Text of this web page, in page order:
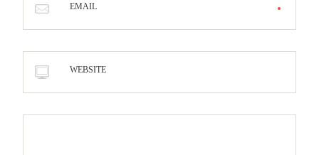
EMAIL
WEBSITE